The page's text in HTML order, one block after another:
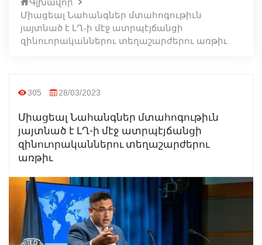
Միացեալ Նահանգներ մտահոգութիւն
յայտնած է ԼՂ-ի մէջ ատրպէյճանցի
զինուորականներու տեղաշարժերու առթիւ
305 28/03/2023
Միացեալ Նահանգներ մտահոգութիւն
յայտնած է ԼՂ-ի մէջ ատրպէյճանցի
զինուորականներու տեղաշարժերու
առթիւ